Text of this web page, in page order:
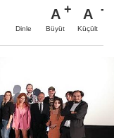
Dinle
A
Büyüt
A
Küçült